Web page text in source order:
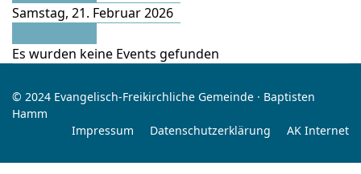
Samstag, 21. Februar 2026
Es wurden keine Events gefunden
© 2024 Evangelisch-Freikirchliche Gemeinde · Baptisten
Hamm
Impressum
Datenschutzerklärung AK Internet